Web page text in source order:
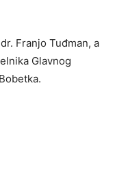
Franjo Tuđman, a
Glavnog